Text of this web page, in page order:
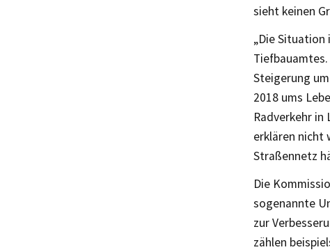
sieht keinen
„Die Situation
Steigerung
2018 ums
Radverkehr in
erklären nicht
Straßennetz
Die
sogenannte
zur
zählen